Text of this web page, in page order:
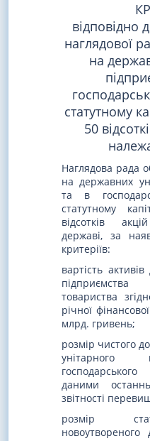
відповідно
наглядової
на
статутному
50
Наглядова рада
на державних
та в
статутному
відсотків
державі, за
критеріїв:
вартість
підприємства
товариства
річної
млрд. гривень;
розмір чистого
унітарного
даними
звітності
розмір
новоутвореного